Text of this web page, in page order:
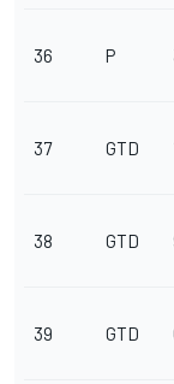
36 P
37 GTD
38 GTD
39 GTD